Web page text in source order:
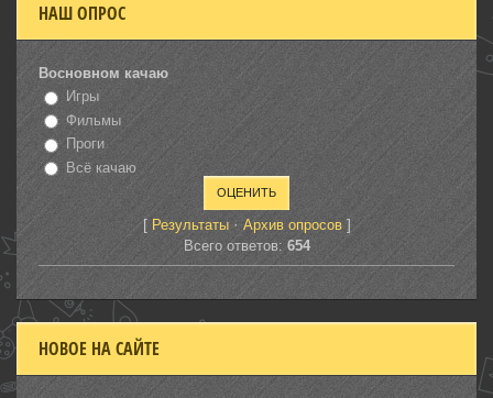
НАШ ОПРОС
Восновном качаю
Игры
Фильмы
Проги
Всё качаю
[ Результаты· Архив опросов]
Всего ответов: 654
НОВОЕ НА САЙТЕ